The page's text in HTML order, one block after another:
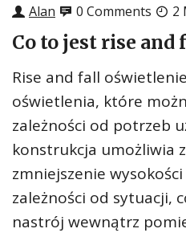
Alan 0 Comments 2
Co to jest rise
Rise and fall
oświetlenia, które
zależności od potrzeb
konstrukcja umożliwia
zmniejszenie
zależności od sytuacji,
nastrój wewnątrz